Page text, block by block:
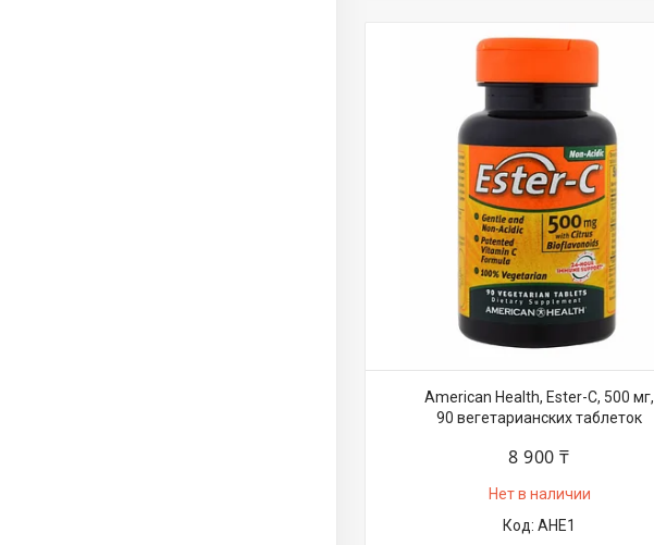
American Health, Ester-C, 500 мг,
90 вегетарианских таблеток
8 900 ₸
Нет в наличии
AHE1